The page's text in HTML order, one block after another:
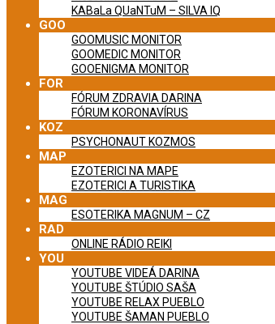
KABaLa QUaNTuM – SILVA IQ
GOO
GOOMUSIC MONITOR
GOOMEDIC MONITOR
GOOENIGMA MONITOR
FOR
FÓRUM ZDRAVIA DARINA
FÓRUM KORONAVÍRUS
KOZ
PSYCHONAUT KOZMOS
MAP
EZOTERICI NA MAPE
EZOTERICI A TURISTIKA
MAG
ESOTERIKA MAGNUM – CZ
RAD
ONLINE RÁDIO REIKI
YOU
YOUTUBE VIDEÁ DARINA
YOUTUBE ŠTÚDIO SAŠA
YOUTUBE RELAX PUEBLO
YOUTUBE ŠAMAN PUEBLO